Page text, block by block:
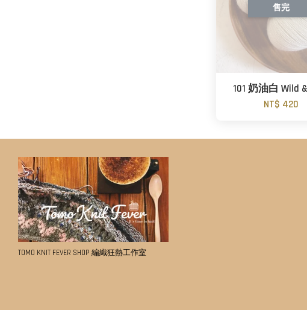
售完
101 奶油白 Wild
NT$ 420
TOMO KNIT FEVER SHOP 編織狂熱工作室